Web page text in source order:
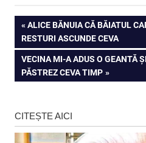
Navigare
în
articole
PREVIOUS
POST:
ALICE BĂNUIA CĂ BĂIATUL
RESTURI ASCUNDE CEVA
NEXT
POST:
VECINA MI-A ADUS O GEANTĂ
PĂSTREZ CEVA TIMP